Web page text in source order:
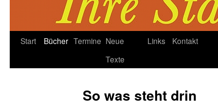
Start Bücher Termine Neue
Texte
Links Kontakt
So was steht drin